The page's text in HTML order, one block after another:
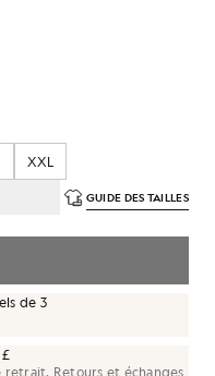
XXL
GUIDE DES TAILLES
de 3
Retours et échanges